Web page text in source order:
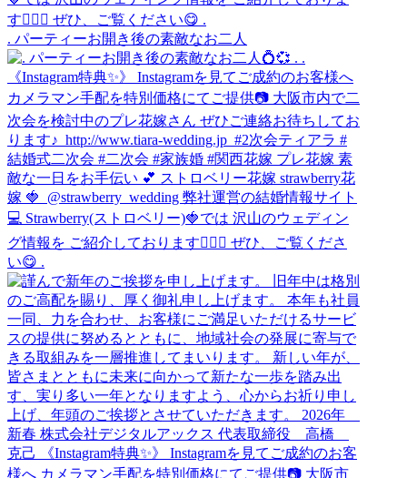
. パーティーお開き後の素敵なお二人